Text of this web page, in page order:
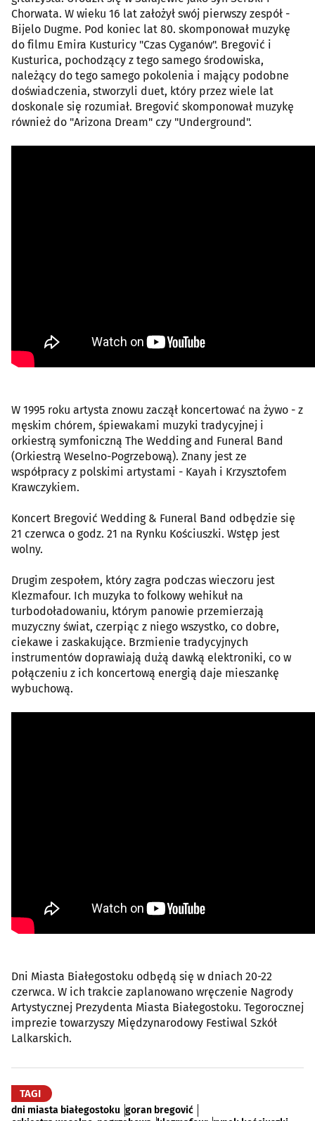
Chorwata. W wieku 16 lat założył swój pierwszy zespół -
Bijelo Dugme. Pod koniec lat 80. skomponował muzykę
do filmu Emira Kusturicy "Czas Cyganów". Bregović i
Kusturica, pochodzący z tego samego środowiska,
należący do tego samego pokolenia i mający podobne
doświadczenia, stworzyli duet, który przez wiele lat
doskonale się rozumiał. Bregović skomponował muzykę
również do "Arizona Dream" czy "Underground".
W 1995 roku artysta znowu zaczął koncertować na żywo - z
męskim chórem, śpiewakami muzyki tradycyjnej i
orkiestrą symfoniczną The Wedding and Funeral Band
(Orkiestrą Weselno-Pogrzebową). Znany jest ze
współpracy z polskimi artystami - Kayah i Krzysztofem
Krawczykiem.
Koncert Bregović Wedding & Funeral Band odbędzie się
21 czerwca o godz. 21 na Rynku Kościuszki. Wstęp jest
wolny.
Drugim zespołem, który zagra podczas wieczoru jest
Klezmafour. Ich muzyka to folkowy wehikuł na
turbodoładowaniu, którym panowie przemierzają
muzyczny świat, czerpiąc z niego wszystko, co dobre,
ciekawe i zaskakujące. Brzmienie tradycyjnych
instrumentów doprawiają dużą dawką elektroniki, co w
połączeniu z ich koncertową energią daje mieszankę
wybuchową.
Dni Miasta Białegostoku odbędą się w dniach 20-22
czerwca. W ich trakcie zaplanowano wręczenie Nagrody
Artystycznej Prezydenta Miasta Białegostoku. Tegorocznej
imprezie towarzyszy Międzynarodowy Festiwal Szkół
Lalkarskich.
TAGI
dni miasta białegostoku goran bregović